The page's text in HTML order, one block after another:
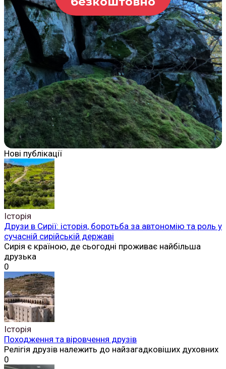
Нові публікації
Історія
Друзи в Сирії: історія, боротьба за автономію та роль у
сучасній сирійській державі
Сирія є країною, де сьогодні проживає найбільша
друзька
0
Історія
Походження та віровчення друзів
Релігія друзів належить до найзагадковіших духовних
0